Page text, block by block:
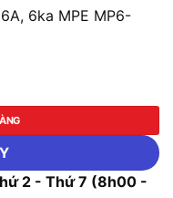
6ka MPE MP6-
MPE MP6-C316 số
2 - Thứ 7 (8h00 -